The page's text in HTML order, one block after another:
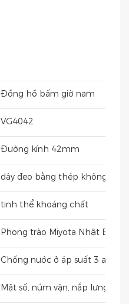
Đồng hồ bấm giờ nam
VG4042
Đường kính 42mm
dây đeo bằng thép không gỉ
tinh thể khoáng chất
Phong trào Miyota Nhật Bản
Chống nước ở áp suất 3 atm
Mặt số, núm vặn, nắp lưng,